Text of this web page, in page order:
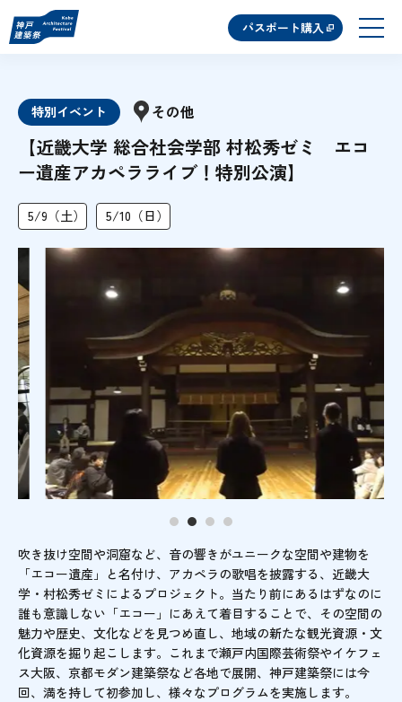
パスポート購入
特別イベント その他
【近畿大学 総合社会学部 村松秀ゼミ エコ
ー遺産アカペラライブ！特別公演】
5/9（土） 5/10（日）
吹き抜け空間や洞窟など、音の響きがユニークな空間や建物を
「エコー遺産」と名付け、アカペラの歌唱を披露する、近畿大
学・村松秀ゼミによるプロジェクト。当たり前にあるはずなのに
誰も意識しない「エコー」にあえて着目することで、その空間の
魅力や歴史、文化などを見つめ直し、地域の新たな観光資源・文
化資源を掘り起こします。これまで瀬戸内国際芸術祭やイケフェ
ス大阪、京都モダン建築祭など各地で展開、神戸建築祭には今
回、満を持して初参加し、様々なプログラムを実施します。